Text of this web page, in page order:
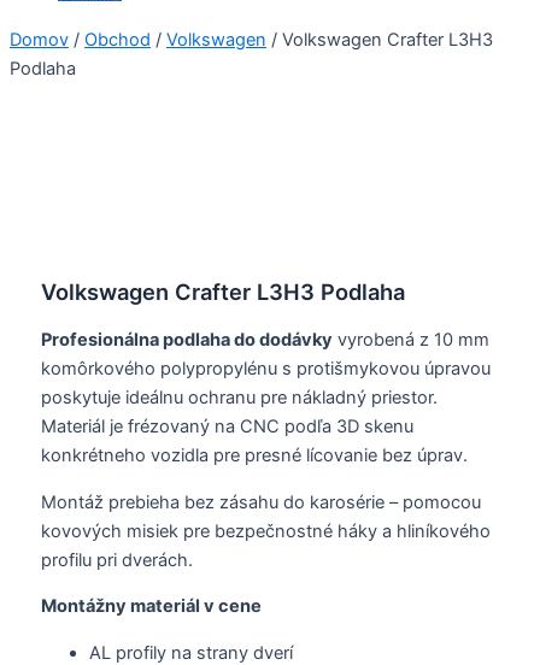
Domov / Obchod / Volkswagen / Volkswagen Crafter L3H3
Podlaha
Volkswagen Crafter L3H3 Podlaha
Profesionálna podlaha do dodávky vyrobená z 10 mm
komôrkového polypropylénu s protišmykovou úpravou
poskytuje ideálnu ochranu pre nákladný priestor.
Materiál je frézovaný na CNC podľa 3D skenu
konkrétneho vozidla pre presné lícovanie bez úprav.
Montáž prebieha bez zásahu do karosérie – pomocou
kovových misiek pre bezpečnostné háky a hliníkového
profilu pri dverách.
Montážny materiál v cene
AL profily na strany dverí